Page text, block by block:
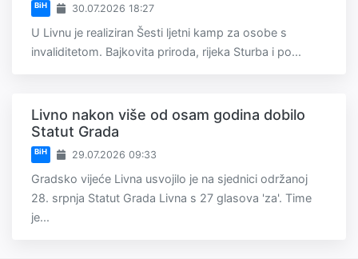
BiH 30.07.2026 18:27
U Livnu je realiziran Šesti ljetni kamp za osobe s
invaliditetom. Bajkovita priroda, rijeka Sturba i po...
Livno nakon više od osam godina dobilo
Statut Grada
BiH 29.07.2026 09:33
Gradsko vijeće Livna usvojilo je na sjednici održanoj
28. srpnja Statut Grada Livna s 27 glasova 'za'. Time
je...